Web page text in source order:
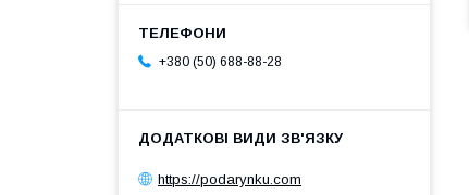
+380 (50) 688-88-28
https://podarynku.com